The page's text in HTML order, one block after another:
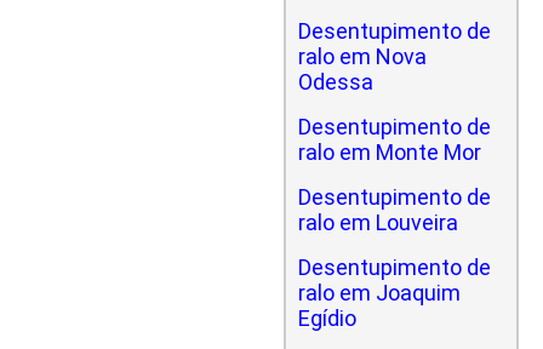
Desentupimento de
ralo em Nova
Odessa
Desentupimento de
ralo em Monte Mor
Desentupimento de
ralo em Louveira
Desentupimento de
ralo em Joaquim
Egídio